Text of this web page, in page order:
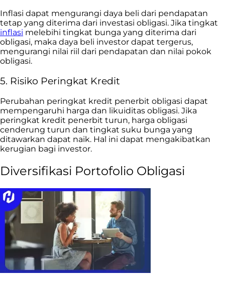
Inflasi dapat mengurangi daya beli dari pendapatan
tetap yang diterima dari investasi obligasi. Jika tingkat
inflasi melebihi tingkat bunga yang diterima dari
obligasi, maka daya beli investor dapat tergerus,
mengurangi nilai riil dari pendapatan dan nilai pokok
obligasi.
5. Risiko Peringkat Kredit
Perubahan peringkat kredit penerbit obligasi dapat
mempengaruhi harga dan likuiditas obligasi. Jika
peringkat kredit penerbit turun, harga obligasi
cenderung turun dan tingkat suku bunga yang
ditawarkan dapat naik. Hal ini dapat mengakibatkan
kerugian bagi investor.
Diversifikasi Portofolio Obligasi